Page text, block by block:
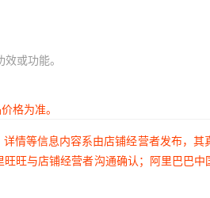
或功能。
格为准。
情等信息内容系由店铺经营者发布，
旺与店铺经营者沟通确认；阿里巴巴